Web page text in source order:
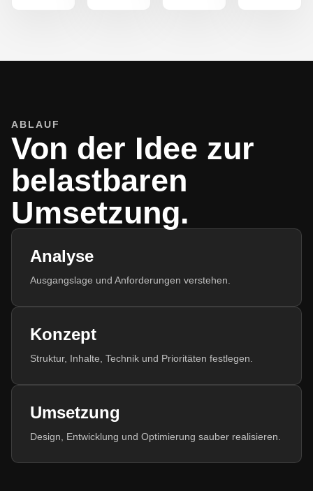
ABLAUF
Von der Idee zur
belastbaren
Umsetzung.
Analyse
Ausgangslage und Anforderungen verstehen.
Konzept
Struktur, Inhalte, Technik und Prioritäten festlegen.
Umsetzung
Design, Entwicklung und Optimierung sauber realisieren.